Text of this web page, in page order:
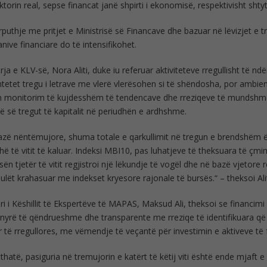
real, sepse financat janë shpirti i ekonomisë, respektivisht
me pritjet e Ministrisë së Financave dhe bazuar në lëvizjet e
financiare do të intensifikohet.
e KLV-së, Nora Aliti, duke iu referuar aktiviteteve rregullisht të
tregu i letrave me vlerë vlerësohen si të shëndosha, por
monitorim të kujdesshëm të tendencave dhe rreziqeve të
së tregut të kapitalit në periudhën e ardhshme.
nëntëmujore, shuma totale e qarkullimit në tregun e
të vitit të kaluar. Indeksi MBI10, pas luhatjeve të theksuara të
tjetër të vitit regjistroi një lëkundje të vogël dhe në bazë vjetore
krahasuar me indekset kryesore rajonale të bursës.“ – theksoi
i Këshillit të Ekspertëve të MAPAS, Maksud Ali, theksoi se
të qëndrueshme dhe transparente me rreziqe të identifikuara
të rregullores, me vëmendje të veçantë për investimin e aktiveve të
pasiguria në tremujorin e katërt të këtij viti është ende mjaft